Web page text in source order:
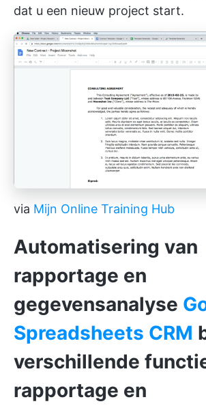
dat u een nieuw project start.
via Mijn Online Training Hub
Automatisering van
rapportage en
gegevensanalyse
Spreadsheets CRM
verschillende
rapportage en